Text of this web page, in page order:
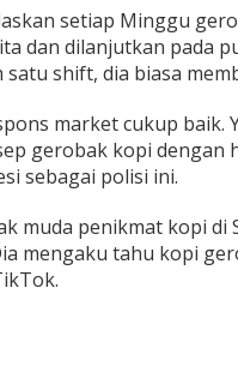
setiap Minggu
dan dilanjutkan pada
satu shift, dia biasa
market cukup baik.
gerobak kopi dengan
sebagai polisi ini.
muda penikmat kopi di
mengaku tahu kopi